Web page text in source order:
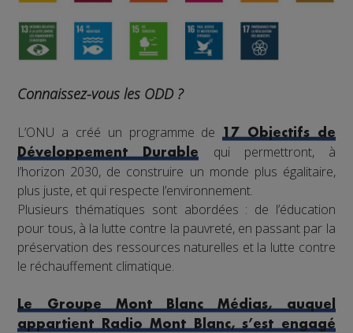
Connaissez-vous les ODD ?
L’ONU a créé un programme de17 Objectifs de
Développement Durable
qui permettront, à
l’horizon 2030, de construire un monde plus égalitaire,
plus juste, et qui respecte l’environnement.
Plusieurs thématiques sont abordées : de l’éducation
pour tous, à la lutte contre la pauvreté, en passant par la
préservation des ressources naturelles et la lutte contre
le réchauffement climatique.
Le Groupe Mont Blanc Médias, auquel
appartient Radio Mont Blanc, s’est engagé